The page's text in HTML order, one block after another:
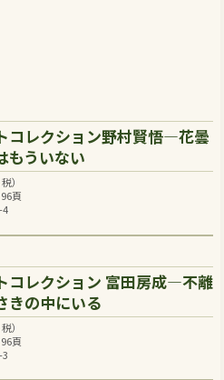
コレクション野村賢悟―花曇
もういない
）
頁
4
コレクション 富田房成―不離
きの中にいる
）
頁